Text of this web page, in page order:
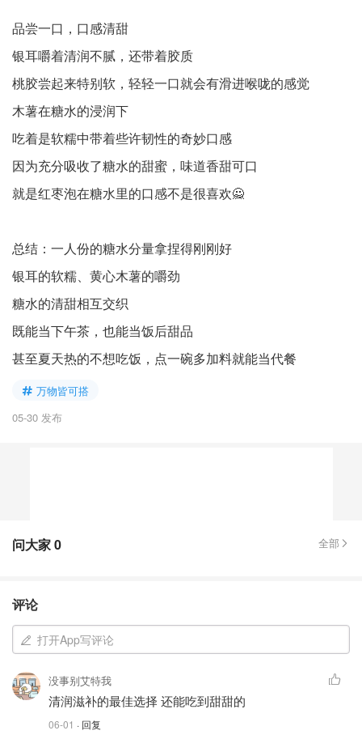
品尝一口，口感清甜
银耳嚼着清润不腻，还带着胶质
桃胶尝起来特别软，轻轻一口就会有滑进喉咙的感觉
木薯在糖水的浸润下
吃着是软糯中带着些许韧性的奇妙口感
因为充分吸收了糖水的甜蜜，味道香甜可口
就是红枣泡在糖水里的口感不是很喜欢🙅
总结：一人份的糖水分量拿捏得刚刚好
银耳的软糯、黄心木薯的嚼劲
糖水的清甜相互交织
既能当下午茶，也能当饭后甜品
甚至夏天热的不想吃饭，点一碗多加料就能当代餐
万物皆可搭
05-30 发布
问大家0 全部
评论
打开App写评论
没事别艾特我
清润滋补的最佳选择 还能吃到甜甜的
06-01 · 回复